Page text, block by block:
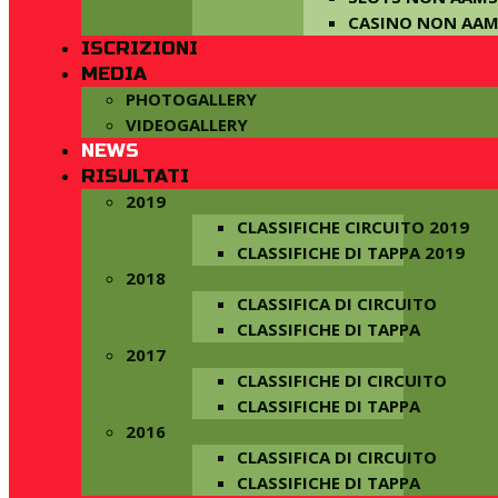
CASINO NON
ISCRIZIONI
MEDIA
PHOTOGALLERY
VIDEOGALLERY
NEWS
RISULTATI
2019
CLASSIFICHE CIRCUITO 2019
CLASSIFICHE DI TAPPA 2019
2018
CLASSIFICA DI CIRCUITO
CLASSIFICHE DI TAPPA
2017
CLASSIFICHE DI CIRCUITO
CLASSIFICHE DI TAPPA
2016
CLASSIFICA DI CIRCUITO
CLASSIFICHE DI TAPPA